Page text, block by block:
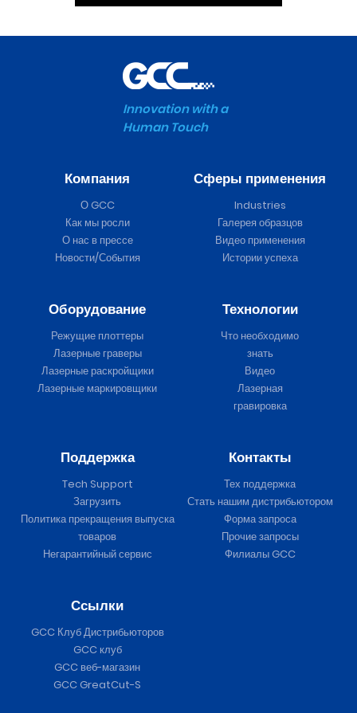
Innovation with a
Human Touch
Компания
О GCC
Как мы росли
О нас в прессе
Новости/События
Сферы применения
Industries
Галерея образцов
Видео применения
Истории успеха
Оборудование
Режущие плоттеры
Лазерные граверы
Лазерные раскройщики
Лазерные маркировщики
Технологии
Что необходимо
знать
Видео
Лазерная
гравировка
Поддержка
Tech Support
Загрузить
Политика прекращения выпуска
товаров
Негарантийный сервис
Контакты
Тех поддержка
Стать нашим дистрибьютором
Форма запроса
Прочие запросы
Филиалы GCC
Ссылки
GCC Клуб Дистрибьюторов
GCC клуб
GCC веб-магазин
GCC GreatCut-S